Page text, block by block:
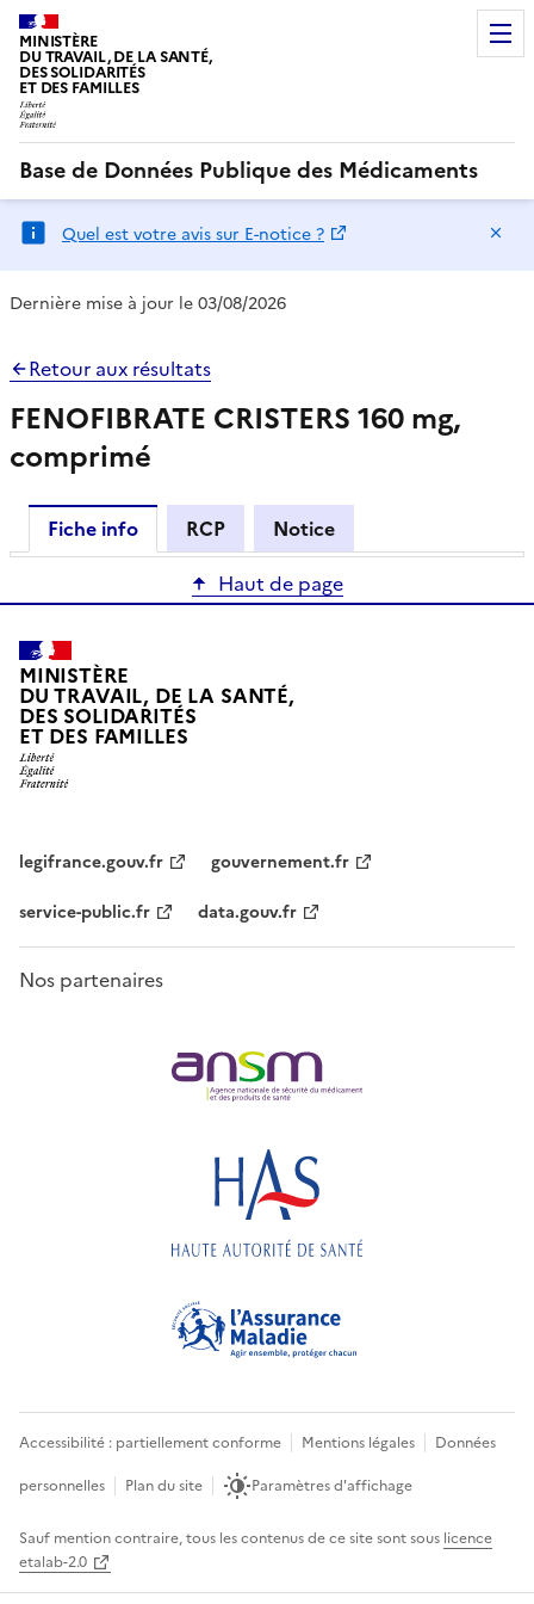
MINISTÈRE
DU TRAVAIL, DE LA SANTÉ,
DES SOLIDARITÉS
ET DES FAMILLES
Base de Données Publique des Médicaments
Quel est votre avis sur E-notice ?
Dernière mise à jour le 03/08/2026
Retour aux résultats
FENOFIBRATE CRISTERS 160 mg,
comprimé
Fiche info RCP
Notice
Haut de page
MINISTÈRE
DU TRAVAIL, DE LA SANTÉ,
DES SOLIDARITÉS
ET DES FAMILLES
legifrance.gouv.fr
gouvernement.fr
service-public.fr
data.gouv.fr
Nos partenaires
Accessibilité : partiellement conforme Mentions légales
Données
personnelles
Plan du site Paramètres d'affichage
Sauf mention contraire, tous les contenus de ce site sont sous licence
etalab-2.0